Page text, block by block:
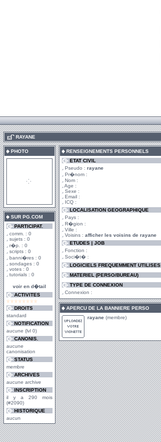
RAYANE
PHOTO
SUR PG.COM
PARTICIPAT.
comm. : 0
sujets : 0
r�p. : 0
scripts : 0
banni�res : 0
sondages : 0
votes : 0
tutorials : 0
voir en d�tail
ACTIVITES
DROITS
standard
NOTIFICATION
aucune (lvl 0)
CANONIS.
aucune
canonisation
STATUS
membre
ARCHIVES
aucune archive
INSCRIPTION
il y a 290 mois
(#2090)
HISTORIQUE
aucun
RENSEIGNEMENTS PERSONNELS
ETAT CIVIL
Pseudo : rayane
Pr�nom :
Nom :
Age :
Sexe :
Email :
ICQ :
LOCALISATION GEOGRAPHIQUE
Pays :
R�gion :
Ville :
Voisins : afficher les voisins de rayane
ETUDES | JOB
Fonction :
Soci�t� :
LOGICIELS FREQUEMMENT UTILISES
MATERIEL (PERSO/BUREAU)
TYPE DE CONNEXION
Connexion :
APERCU DE LA BANNIERE PERSO
rayane (membre)